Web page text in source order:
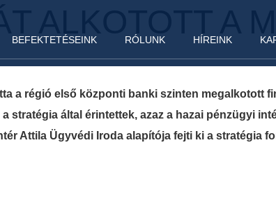
BEFEKTETÉSEINK RÓLUNK HÍREINK
ALKOTOTT A
a régió első központi banki szinten megalkotott
stratégia által érintettek, azaz a hazai pénzügyi
Attila Ügyvédi Iroda alapítója fejti ki a stratégia